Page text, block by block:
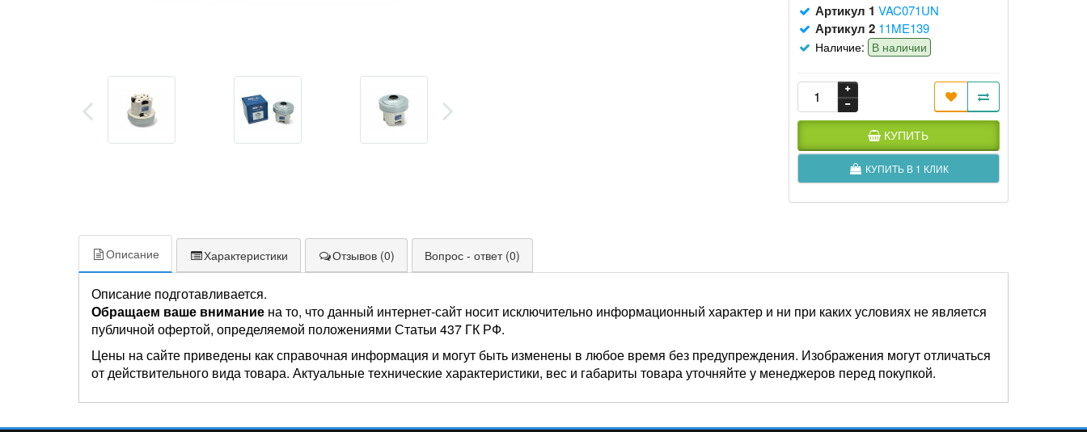
Артикул 1 VAC071UN
Артикул 2 11ME139
Наличие: В наличии
КУПИТЬ
КУПИТЬ В 1 КЛИК
Описание Характеристики Отзывов (0) Вопрос - ответ (0)
Описание подготавливается.
Обращаем ваше внимание на то, что данный интернет-сайт носит исключительно информационный характер и ни при каких условиях не является
публичной офертой, определяемой положениями Статьи 437 ГК РФ.
Цены на сайте приведены как справочная информация и могут быть изменены в любое время без предупреждения. Изображения могут отличаться
от действительного вида товара. Актуальные технические характеристики, вес и габариты товара уточняйте у менеджеров перед покупкой.